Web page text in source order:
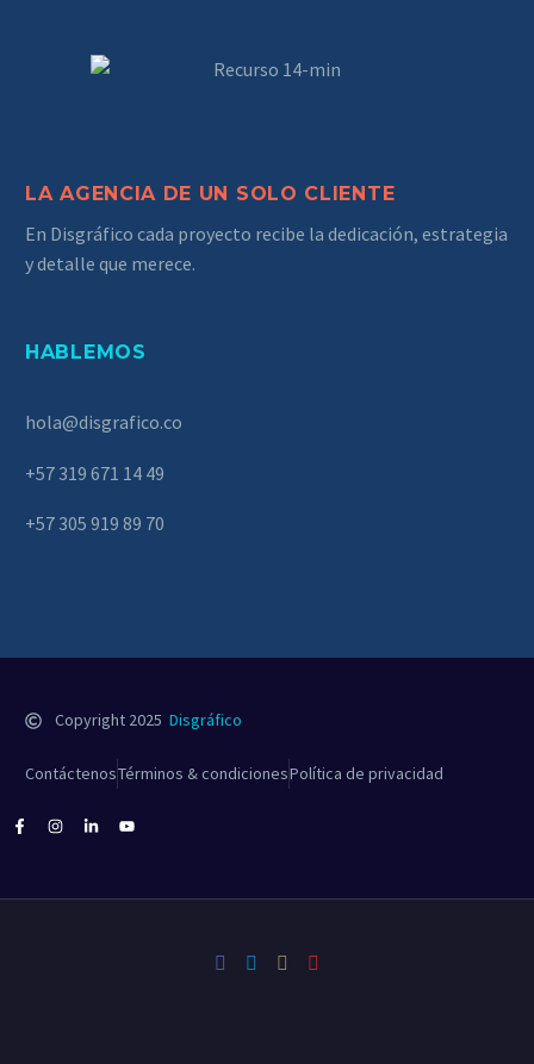
LA AGENCIA DE UN SOLO CLIENTE
En Disgráfico cada proyecto recibe la dedicación, estrategia
y detalle que merece.
HABLEMOS
hola@disgrafico.co
+57 319 671 14 49
+57 305 919 89 70
Copyright 2025 Disgráfico
ContáctenosTérminos & condicionesPolítica de privacidad